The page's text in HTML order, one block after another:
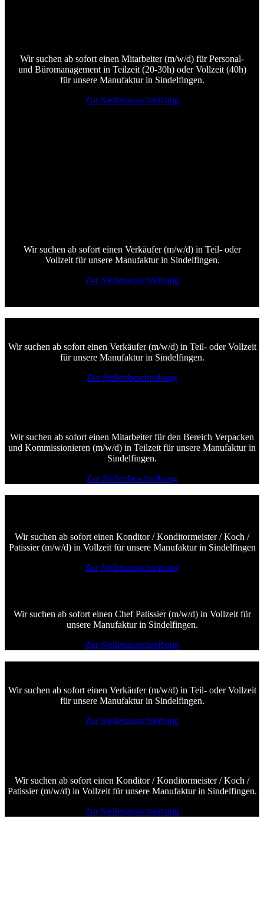
Wir suchen ab sofort einen Mitarbeiter (m/w/d) für Personal-
und Büromanagement in Teilzeit (20-30h) oder Vollzeit (40h)
für unsere Manufaktur in Sindelfingen.
Zur Stellenausschreibung
Wir suchen ab sofort einen Verkäufer (m/w/d) in Teil- oder
Vollzeit für unsere Manufaktur in Sindelfingen.
Zur Stellenausschreibung
Wir suchen ab sofort einen Verkäufer (m/w/d) in Teil- oder Vollzeit
für unsere Manufaktur in Sindelfingen.
Zur Stellenbeschreibung
Wir suchen ab sofort einen Mitarbeiter für den Bereich Verpacken
und Kommissionieren (m/w/d) in Teilzeit für unsere Manufaktur in
Sindelfingen.
Zur Stellenbeschreibung
Wir suchen ab sofort einen Konditor / Konditormeister / Koch /
Patissier (m/w/d) in Vollzeit für unsere Manufaktur in Sindelfingen
Zur Stellenausschreibung
Wir suchen ab sofort einen Chef Patissier (m/w/d) in Vollzeit für
unsere Manufaktur in Sindelfingen.
Zur Stellenausschreibung
Wir suchen ab sofort einen Verkäufer (m/w/d) in Teil- oder Vollzeit
für unsere Manufaktur in Sindelfingen.
Zur Stellenausschreibung
Wir suchen ab sofort einen Konditor / Konditormeister / Koch /
Patissier (m/w/d) in Vollzeit für unsere Manufaktur in Sindelfingen.
Zur Stellenausschreibung